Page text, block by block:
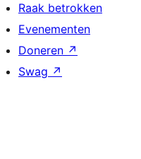
Raak betrokken
Evenementen
Doneren ↗
Swag ↗